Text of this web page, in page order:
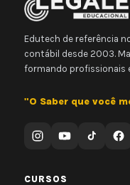
Edutech de referência
contábil desde 2003.
formando profissionais
"O Saber que você
CURSOS